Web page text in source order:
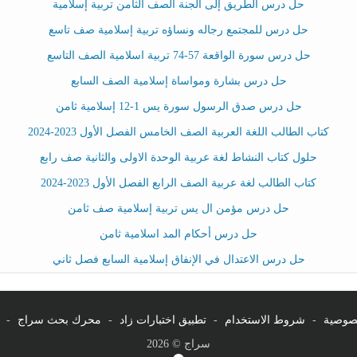
حل درس الطريق إلى الجنة الصف الثامن تربية إسلامية
حل درس للمجتمع رجاله ونساؤه تربية إسلامية صف تاسع
حل درس سورة الواقعة 57-74 تربية اسلامية الصف التاسع
حل درس بشارة ومواساة إسلامية الصف السابع
حل درس صدق الرسول سورة يس 1-12 إسلامية ثامن
كتاب الطالب اللغة العربية الصف الخامس الفصل الأول 2023-2024
حلول كتاب النشاط لغة عربية الوحدة الاولى والثانية صف رابع
كتاب الطالب لغة عربية الصف الرابع الفصل الأول 2023-2024
حل درس مؤمن ال يس تربية إسلامية صف ثامن
حل درس أحكام المد اسلامية ثامن
حل درس الاعتدال في الإنفاق إسلامية السابع فصل ثاني
- شروط الاستخدام - تطبيق اختبارات زاد - محرك بحث سراج -
سراج © 2026